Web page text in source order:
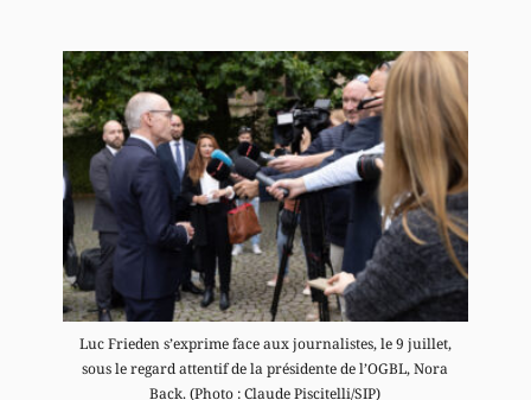
Luc Frieden s’exprime face aux journalistes, le 9 juillet,
sous le regard attentif de la présidente de l’OGBL, Nora
Back. (Photo : Claude Piscitelli/SIP)